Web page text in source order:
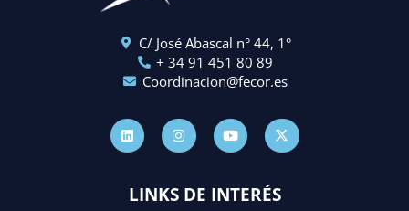
C/ José Abascal n° 44, 1°
+ 34 91 451 80 89
Coordinacion@fecor.es
L
i
n
k
I
n
s
t
r
Y
o
u
t
e
X
-
t
w
t
LINKS DE INTERÉS